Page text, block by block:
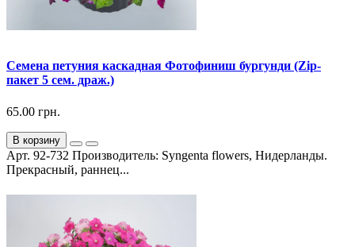
Семена петуния каскадная Фотофиниш бургунди (Zip-
пакет 5 сем. драж.)
65.00 грн.
В корзину
Арт. 92-732 Производитель: Syngenta flowers, Нидерланды.
Прекрасный, раннец...